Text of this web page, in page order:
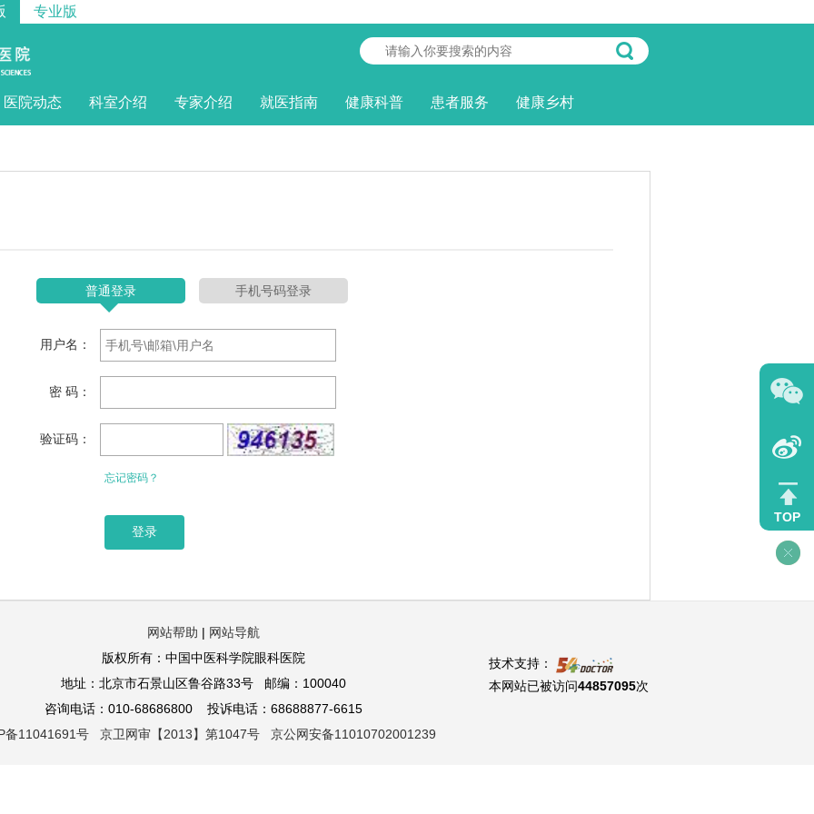
专业版
医院动态 科室介绍 专家介绍 就医指南 健康科普 患者服务 健康乡村
普通登录 手机号码登录
用户名：
密 码：
验证码：
忘记密码？
网站帮助 | 网站导航
版权所有：中国中医科学院眼科医院
地址：北京市石景山区鲁谷路33号 邮编：100040
咨询电话：010-68686800 投诉电话：68688877-6615
备11041691号 京卫网审【2013】第1047号 京公网安备11010702001239
技术支持：
本网站已被访问44857095次
TOP